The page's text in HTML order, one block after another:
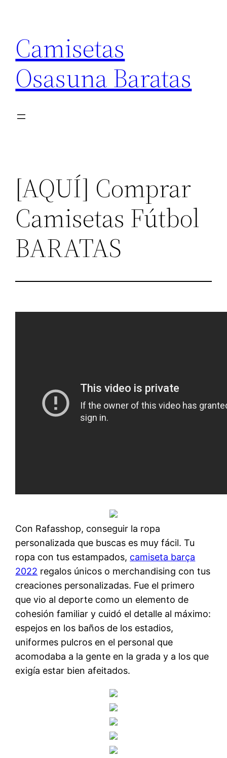
contenido
Camisetas
Osasuna Baratas
[AQUÍ] Comprar
Camisetas Fútbol
BARATAS
Con Rafasshop, conseguir la ropa
personalizada que buscas es muy fácil. Tu
ropa con tus estampados, camiseta barça
2022 regalos únicos o merchandising con tus
creaciones personalizadas. Fue el primero
que vio al deporte como un elemento de
cohesión familiar y cuidó el detalle al máximo:
espejos en los baños de los estadios,
uniformes pulcros en el personal que
acomodaba a la gente en la grada y a los que
exigía estar bien afeitados.